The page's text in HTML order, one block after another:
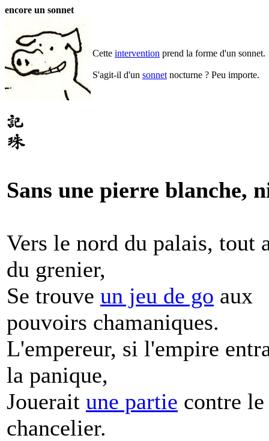
encore un sonnet
Cette intervention prend la forme d'un sonnet.
S'agit-il d'un sonnet nocturne ? Peu importe.
Sans une pierre blanche,
Vers le nord du palais, tout
du grenier,
Se trouve un jeu de go aux
pouvoirs chamaniques.
L'empereur, si l'empire
la panique,
Jouerait une partie contre le
chancelier.